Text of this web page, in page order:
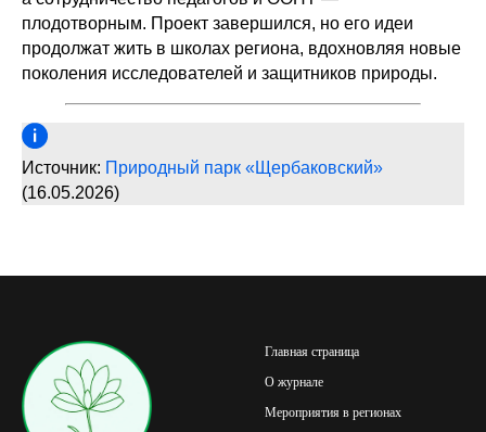
плодотворным. Проект завершился, но его идеи
продолжат жить в школах региона, вдохновляя новые
поколения исследователей и защитников природы.
Источник: Природный парк «Щербаковский»
(16.05.2026)
Главная страница
О журнале
Мероприятия в регионах